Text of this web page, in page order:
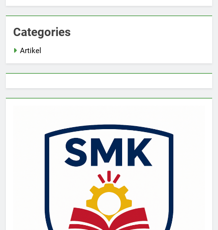
Categories
Artikel